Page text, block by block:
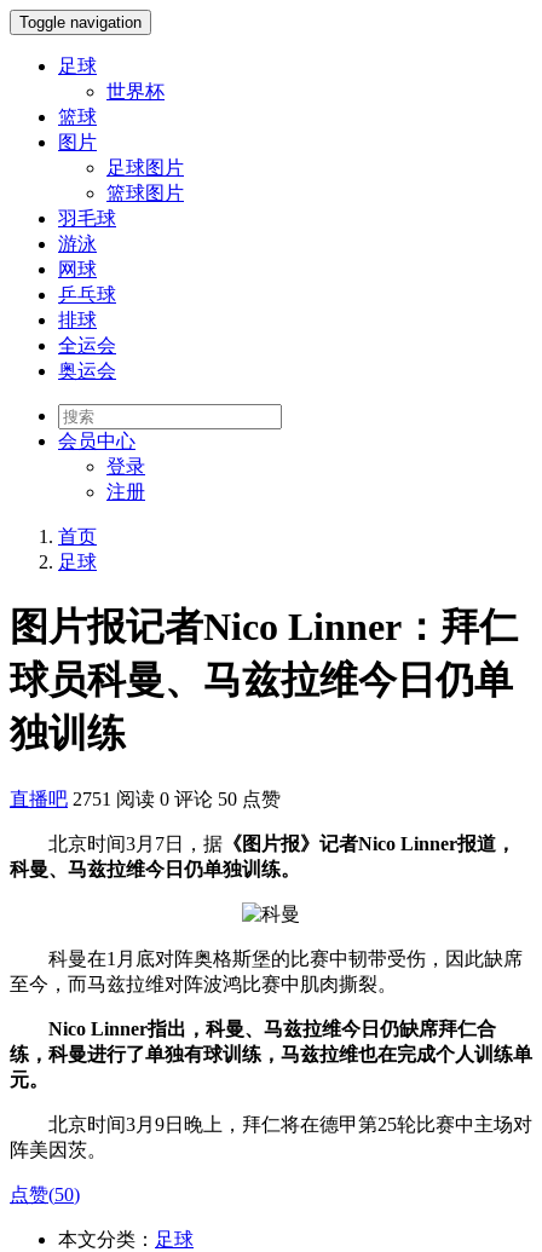
Toggle navigation
足球
世界杯
篮球
图片
足球图片
篮球图片
羽毛球
游泳
网球
乒乓球
排球
全运会
奥运会
会员中心
登录
注册
首页
足球
图片报记者Nico Linner：拜仁
球员科曼、马兹拉维今日仍单
独训练
直播吧 2751 阅读 0 评论 50 点赞
北京时间3月7日，据 《图片报》记者Nico Linner报道，
科曼、马兹拉维今日仍单独训练。
科曼在1月底对阵奥格斯堡的比赛中韧带受伤，因此缺席
至今，而马兹拉维对阵波鸿比赛中肌肉撕裂。
Nico Linner指出，科曼、马兹拉维今日仍缺席拜仁合
练，科曼进行了单独有球训练，马兹拉维也在完成个人训练单
元。
北京时间3月9日晚上，拜仁将在德甲第25轮比赛中主场对
阵美因茨。
点赞(50)
本文分类： 足球